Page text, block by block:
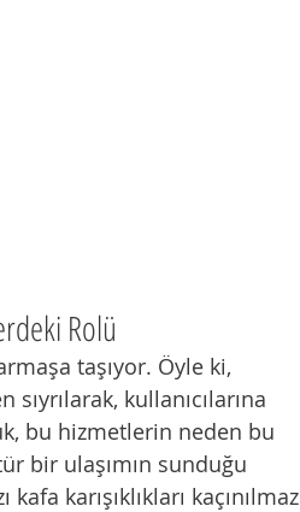
Rolü
taşıyor. Öyle ki,
kullanıcılarına
bu hizmetlerin neden bu
bir ulaşımın sunduğu
karışıklıkları kaçınılmaz